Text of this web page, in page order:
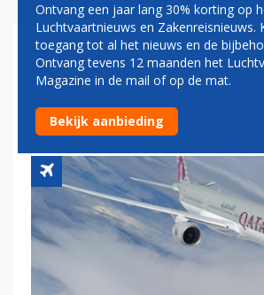
QATAR AIRWAYS ALS
MET GLOBALBEACON
BOORD
Ontvang een jaar lang 30% korting op
Luchtvaartnieuws en Zakenreisnieuws.
toegang tot al het nieuws en de
Ontvang tevens 12 maanden het
Magazine in de mail of op de mat.
Bekijk aanbieding